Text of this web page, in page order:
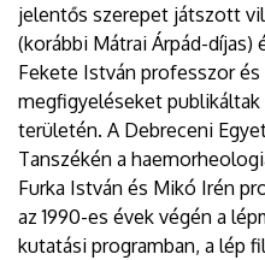
jelentős szerepet játszott
(korábbi Mátrai Árpád-
Fekete István professzor
megfigyeléseket
területén. A Debreceni
Tanszékén a
Furka István és Mikó Irén
az 1990-es évek végén a
kutatási programban, a lép